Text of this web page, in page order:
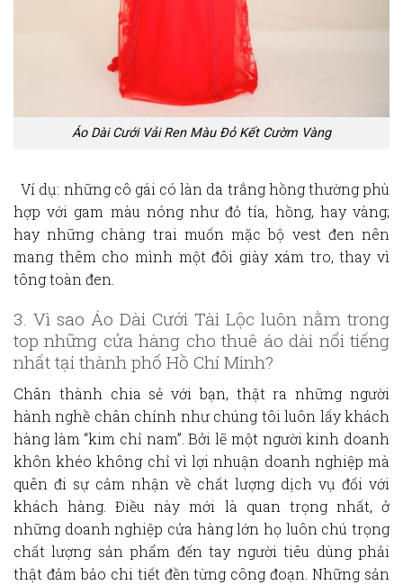
Áo Dài Cưới Vải Ren Màu Đỏ Kết Cườm Vàng
Ví dụ: những cô gái có làn da trắng hồng thường phù
hợp với gam màu nóng như đỏ tía, hồng, hay vàng;
hay những chàng trai muốn mặc bộ vest đen nên
mang thêm cho mình một đôi giày xám tro, thay vì
tông toàn đen.
3. Vì sao Áo Dài Cưới Tài Lộc luôn nằm trong
top những cửa hàng chothuê áo dài nổi tiếng
nhất tại thành phố Hồ Chí Minh?
Chân thành chia sẻ với bạn, thật ra những người
hành nghề chân chính như chúng tôi luôn lấy khách
hàng làm “kim chỉ nam”. Bởi lẽ một người kinh doanh
khôn khéo không chỉ vì lợi nhuận doanh nghiệp mà
quên đi sự cảm nhận về chất lượng dịch vụ đối với
khách hàng. Điều này mới là quan trọng nhất, ở
những doanh nghiệp cửa hàng lớn họ luôn chú trọng
chất lượng sản phẩm đến tay người tiêu dùng phải
thật đảm bảo chi tiết đền từng công đoạn. Những sản